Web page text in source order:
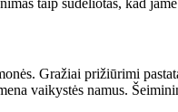
Gra­žiai pri­žiū­ri­mi
vai­kys­tės na­mus.